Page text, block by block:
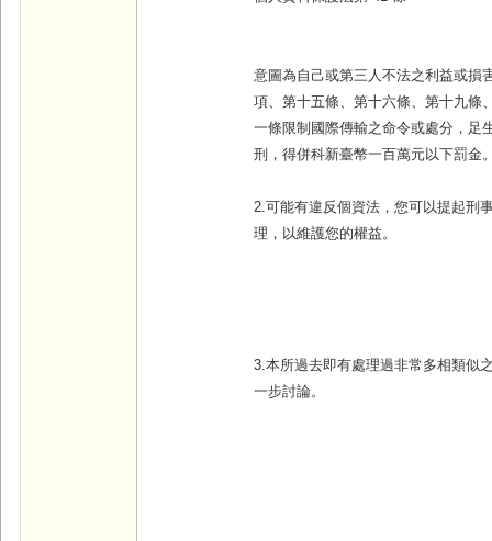
意圖為自己或第三人不法之利益或損
項、第十五條、第十六條、第十九條
一條限制國際傳輸之命令或處分，足
刑，得併科新臺幣一百萬元以下罰金
2.可能有違反個資法，您可以提起刑
理，以維護您的權益。
3.本所過去即有處理過非常多相類似
一步討論。